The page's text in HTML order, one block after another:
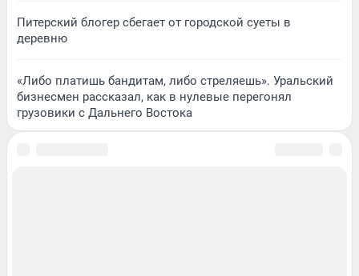
Питерский блогер сбегает от городской суеты в
деревню
«Либо платишь бандитам, либо стреляешь». Уральский
бизнесмен рассказал, как в нулевые перегонял
грузовики с Дальнего Востока